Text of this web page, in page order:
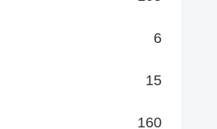
6
15
160